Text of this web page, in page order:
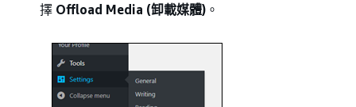
擇 Offload Media (卸載媒體) 。